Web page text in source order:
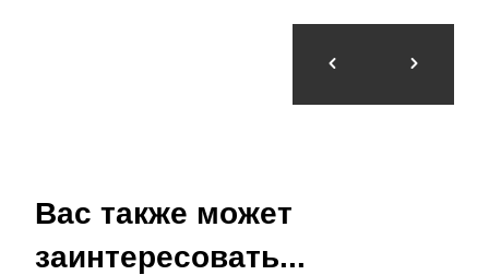
Вас также может
заинтересовать...